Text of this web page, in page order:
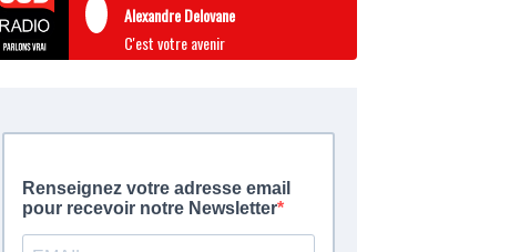
Alexandre Delovane
C'est votre avenir